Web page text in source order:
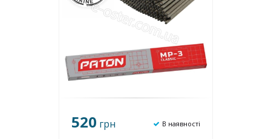
520 грн В наявності